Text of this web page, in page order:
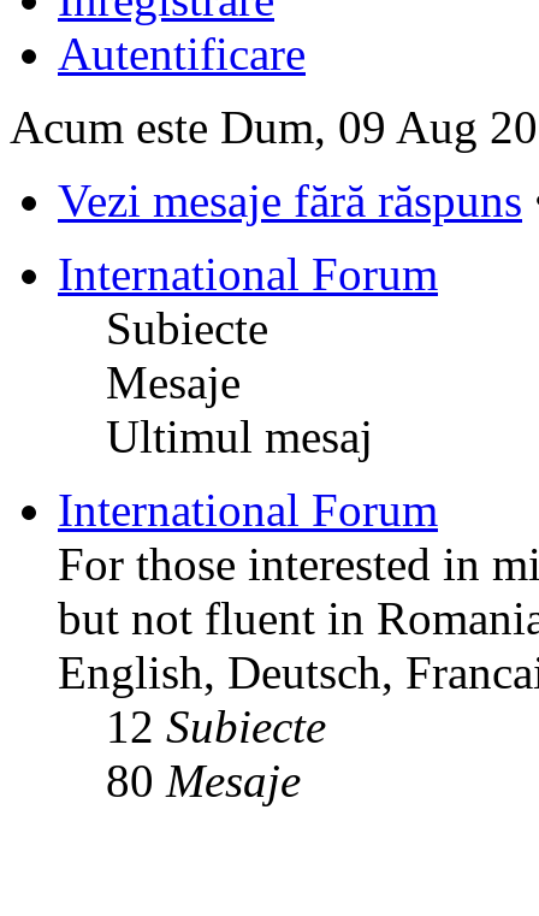
Autentificare
Acum este Dum, 09 Aug
Vezi mesaje fără răspuns
International Forum
Subiecte
Mesaje
Ultimul mesaj
International Forum
For those interested in
but not fluent in
English, Deutsch,
12 Subiecte
80 Mesaje